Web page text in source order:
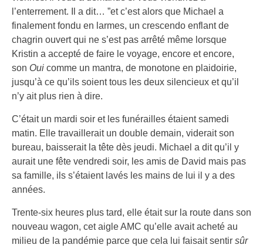
l’enterrement. Il a dit… ”et c’est alors que Michael a
finalement fondu en larmes, un crescendo enflant de
chagrin ouvert qui ne s’est pas arrêté même lorsque
Kristin a accepté de faire le voyage, encore et encore,
son Oui comme un mantra, de monotone en plaidoirie,
jusqu’à ce qu’ils soient tous les deux silencieux et qu’il
n’y ait plus rien à dire.
C’était un mardi soir et les funérailles étaient samedi
matin. Elle travaillerait un double demain, viderait son
bureau, baisserait la tête dès jeudi. Michael a dit qu’il y
aurait une fête vendredi soir, les amis de David mais pas
sa famille, ils s’étaient lavés les mains de lui il y a des
années.
Trente-six heures plus tard, elle était sur la route dans son
nouveau wagon, cet aigle AMC qu’elle avait acheté au
milieu de la pandémie parce que cela lui faisait sentir sûr